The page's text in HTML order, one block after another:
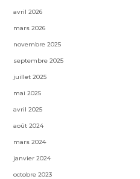
avril 2026
mars 2026
novembre 2025
septembre 2025
juillet 2025
mai 2025
avril 2025
août 2024
mars 2024
janvier 2024
octobre 2023